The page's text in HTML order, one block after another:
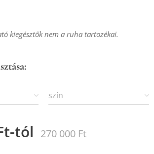
kiegésztők nem a ruha tartozékai.
szín
-tól 270 000Ft